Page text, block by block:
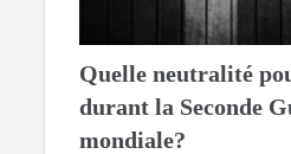
Quelle neutralité
durant la Seconde
mondiale?